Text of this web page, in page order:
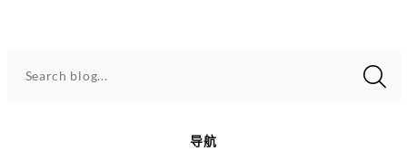
Search blog...
导航